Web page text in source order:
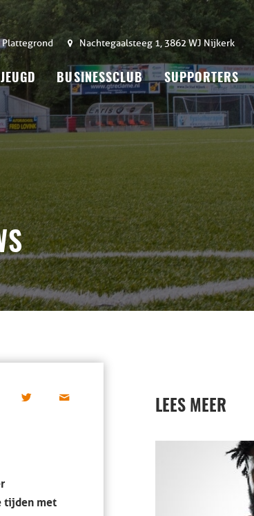
Plattegrond Nachtegaalsteeg 1, 3862 WJ Nijkerk
JEUGD BUSINESSCLUB SUPPORTERS
tijden met
LEES MEER